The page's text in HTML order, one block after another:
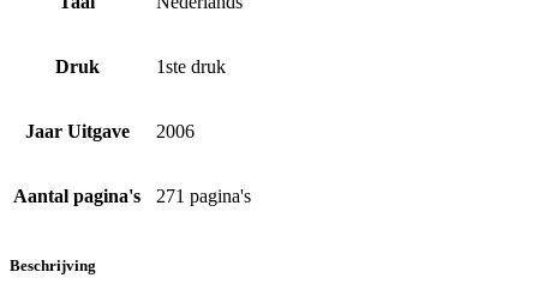
Druk 1ste druk
Jaar Uitgave 2006
Aantal pagina's 271 pagina's
Beschrijving